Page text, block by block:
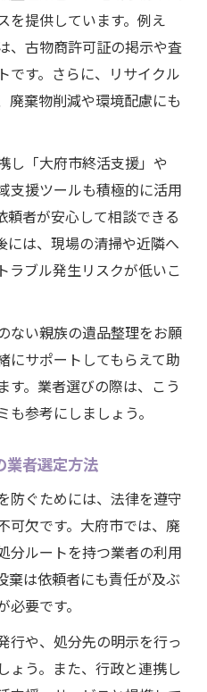
を提供しています。例え
、古物商許可証の掲示や査
です。さらに、リサイクル
廃棄物削減や環境配慮にも
し「大府市終活支援」や
支援ツールも積極的に活用
頼者が安心して相談できる
には、現場の清掃や近隣へ
ラブル発生リスクが低いこ
ない親族の遺品整理をお願
にサポートしてもらえて助
す。業者選びの際は、こう
参考にしましょう。
業者選定方法
防ぐためには、法律を遵守
可欠です。大府市では、廃
分ルートを持つ業者の利用
棄は依頼者にも責任が及ぶ
要です。
行や、処分先の明示を行っ
ょう。また、行政と連携し